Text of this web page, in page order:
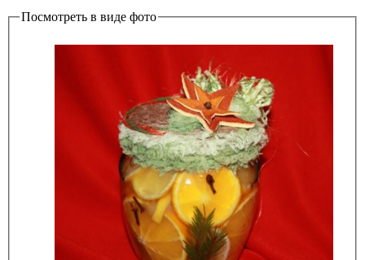
Посмотреть в виде фото